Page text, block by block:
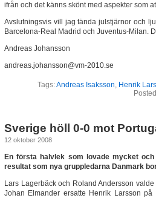
ifrån och det känns skönt med aspekter som
Avslutningsvis vill jag tända julstjärnor och
Barcelona-Real Madrid och Juventus-Milan.
Andreas Johansson
andreas.johansson@vm-2010.se
Tags:Andreas Isaksson, Henrik
Sverige höll 0-0 mot
12 oktober 2008
En första halvlek som lovade mycket
resultat som nya gruppledarna Danmark
Lars Lagerbäck och Roland Andersson
Johan Elmander ersatte Henrik Larsson